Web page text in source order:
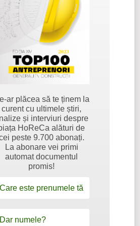
ar plăcea să te ținem la
curent cu ultimele știri,
și interviuri despre
HoReCa alături de
peste 9.700 abonați.
La abonare vei primi
automat documentul
promis!